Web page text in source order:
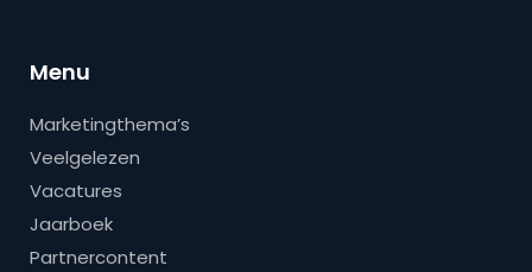
Menu
Marketingthema’s
Veelgelezen
Vacatures
Jaarboek
Partnercontent